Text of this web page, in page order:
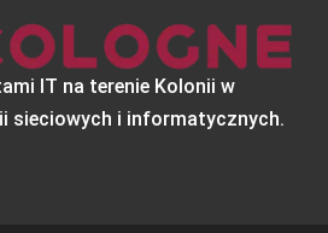
IT na terenie Kolonii w
sieciowych i informatycznych.